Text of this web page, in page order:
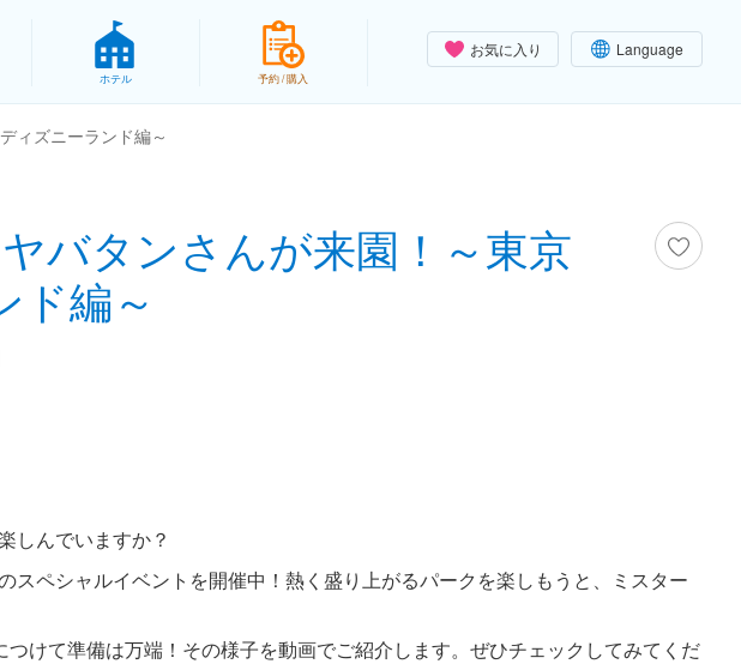
お気に入り Language
ホテル 予約 / 購入
ィズニーランド編～
バタンさんが来園！～東京
ド編～
しんでいますか？
スペシャルイベントを開催中！熱く盛り上がるパークを楽しもうと、ミスター
けて準備は万端！その様子を動画でご紹介します。ぜひチェックしてみてくだ